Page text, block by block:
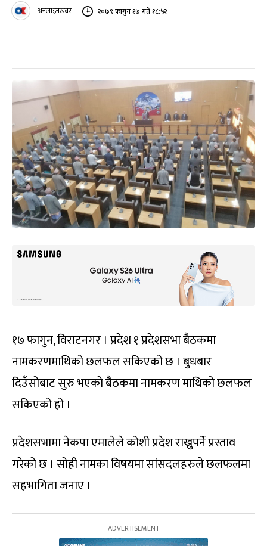
अनलाइनखबर २०७९ फागुन १७ गते १८:५२
१७ फागुन, विराटनगर । प्रदेश १ प्रदेशसभा बैठकमा
नामकरणमाथिको छलफल सकिएको छ । बुधबार
दिउँसोबाट सुरु भएको बैठकमा नामकरण माथिको छलफल
सकिएको हो ।
प्रदेशसभामा नेकपा एमालेले कोशी प्रदेश राख्नुपर्ने प्रस्ताव
गरेको छ । सोही नामका विषयमा सांसदलहरुले छलफलमा
सहभागिता जनाए ।